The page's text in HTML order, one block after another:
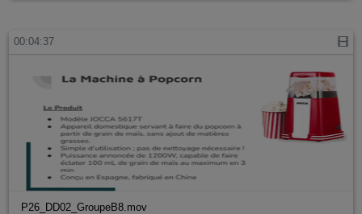
00:04:37
P26_DD02_GroupeB8.mov